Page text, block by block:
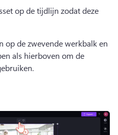
op de tijdlijn zodat deze
op de zwevende werkbalk en
als hierboven om de